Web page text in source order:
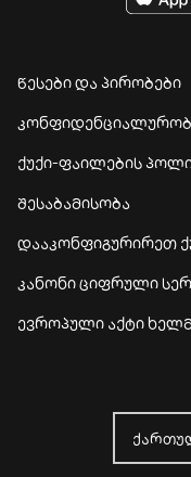
წესები და პირობები
ქუქი-ფაილების
შესაბამისობა
დააკონფიგურირეთ
კანონი ციფრული
ევროპული აქტი